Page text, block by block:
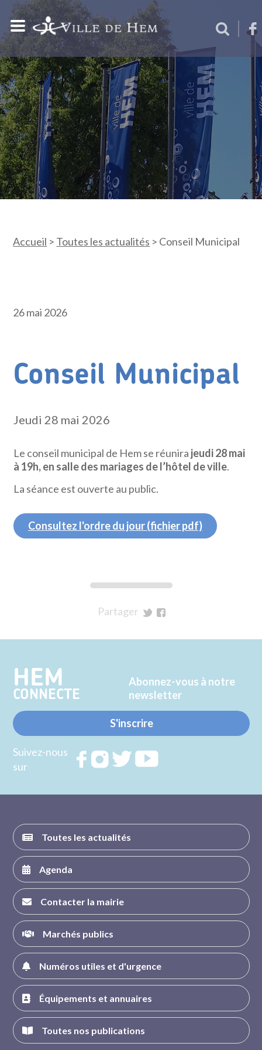
Accueil > Toutes les actualités > Conseil Municipal
26 mai 2026
Conseil Municipal
Jeudi 28 mai 2026
Le conseil municipal de Hem se réunira jeudi 28 mai
à 19h, en salle des mariages de l’hôtel de ville.
La séance est ouverte au public.
Consultez l'ordre du jour (fichier pdf)
Partager
Twitter
Facebook
HEM
CONNECTE
Abonnez-vous à notre
newsletter
S'inscrire
Suivez-nous
sur
RejoignezRejoignezRejoignez
Toutes les actualités
Agenda
Contacter la mairie
Marchés publics
Numéros utiles et d'urgence
Équipements et annuaires
Toutes nos publications